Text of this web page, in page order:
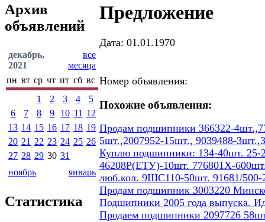
Архив
объявлений
декабрь,
2021
все
месяца
пн вт ср чт пт сб вс
1
2 3 4
5
6
7 8 9 10 11 12
13 14 15 16 17 18 19
20 21 22 23 24 25 26
27 28 29 30 31
ноябрь
январь
Статистика
Предложение
Дата: 01.01.1970
Номер объявления:
Похожие объявления:
Продам подшипники 366322-
5шт.,2007952-15шт., 9039488-
Куплю подшипники: 134-40шт.
46208Р(ЕТУ)-10шт. 776801Х-
люб.кол. 9ШС110-50шт. 91681/500-
Продам подшипник 3003220
Подшипники 2005 года выпуска.
Продаем подшипники 2097726